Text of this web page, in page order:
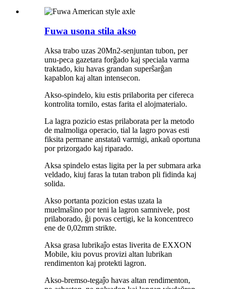
Fuwa usona stila akso
Aksa trabo uzas 20Mn2-senjuntan tubon, per
unu-peca gazetara forĝado kaj speciala varma
traktado, kiu havas grandan superŝarĝan
kapablon kaj altan intensecon.
Akso-spindelo, kiu estis prilaborita per cifereca
kontrolita tornilo, estas farita el alojmaterialo.
La lagra pozicio estas prilaborata per la metodo
de malmoliga operacio, tial la lagro povas esti
fiksita permane anstataŭ varmigi, ankaŭ oportuna
por prizorgado kaj riparado.
Aksa spindelo estas ligita per la per submara arka
veldado, kiuj faras la tutan trabon pli fidinda kaj
solida.
Akso portanta pozicion estas uzata la
muelmaŝino por teni la lagron samnivele, post
prilaborado, ĝi povas certigi, ke la koncentreco
ene de 0,02mm strikte.
Aksa grasa lubrikaĵo estas liverita de EXXON
Mobile, kiu povus provizi altan lubrikan
rendimenton kaj protekti lagron.
Akso-bremso-tegaĵo havas altan rendimenton,